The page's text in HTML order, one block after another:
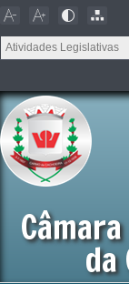
da